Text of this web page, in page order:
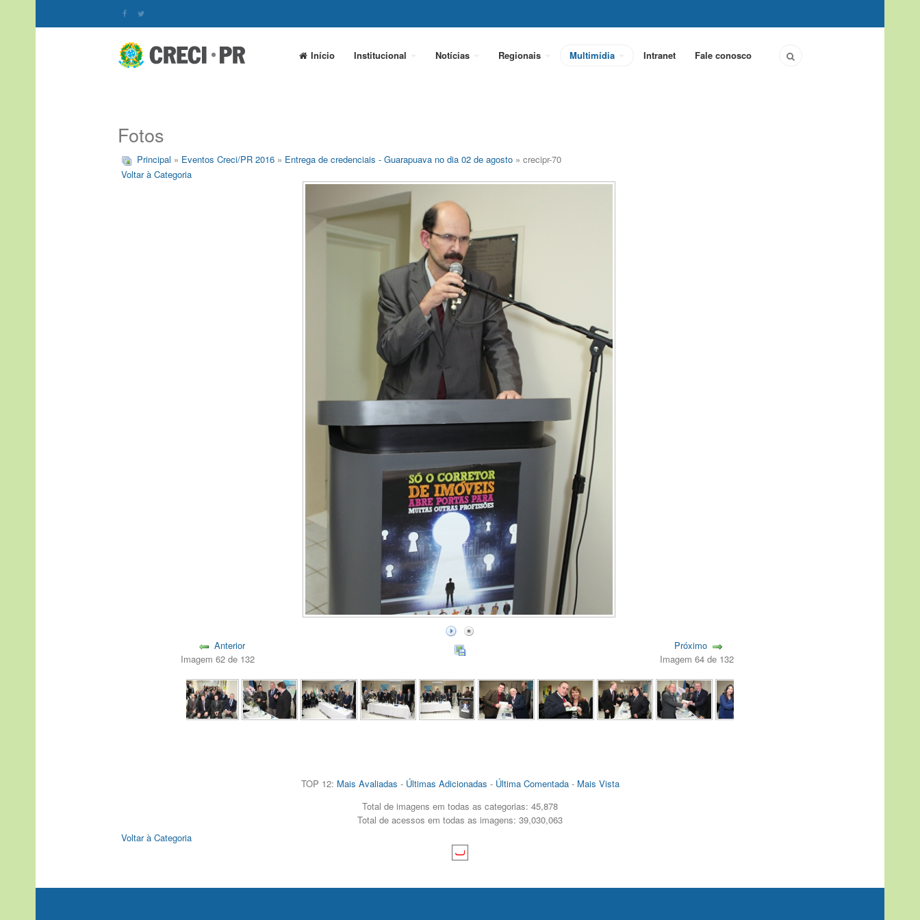
Início Institucional Notícias Regionais Multimídia Intranet Fale conosco
Fotos
Principal » Eventos Creci/PR 2016 » Entrega de credenciais - Guarapuava no dia 02 de agosto » crecipr-70
Voltar à Categoria
Anterior
Imagem 62 de 132
Próximo
Imagem 64 de 132
TOP 12: Mais Avaliadas - Últimas Adicionadas - Última Comentada- Mais Vista
Total de imagens em todas as categorias: 45,878
Total de acessos em todas as imagens: 39,030,063
Voltar à Categoria